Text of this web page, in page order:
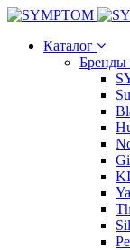
Каталог
Бренды